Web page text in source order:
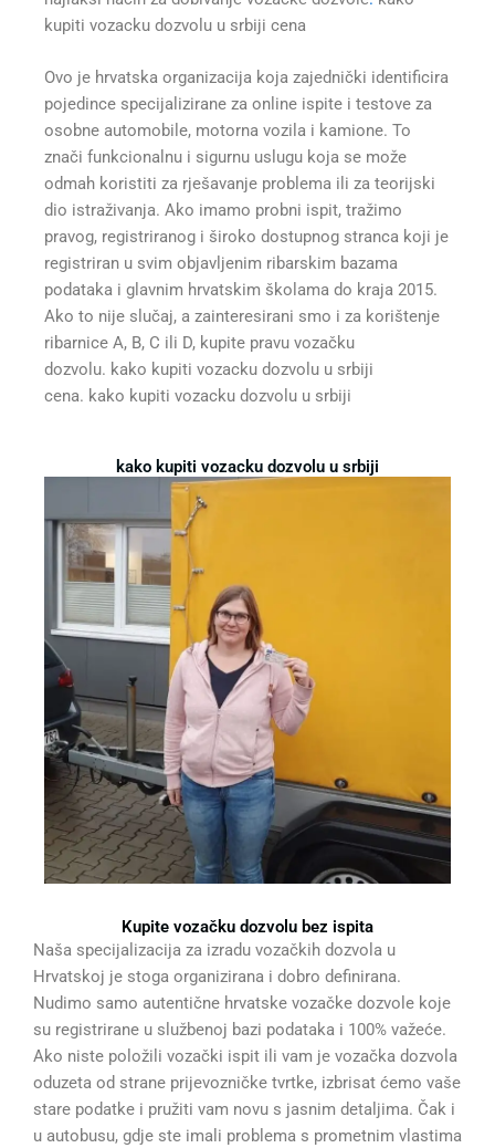
kupiti vozacku dozvolu u srbiji cena
Ovo je hrvatska organizacija koja zajednički identificira
pojedince specijalizirane za online ispite i testove za
osobne automobile, motorna vozila i kamione. To
znači funkcionalnu i sigurnu uslugu koja se može
odmah koristiti za rješavanje problema ili za teorijski
dio istraživanja. Ako imamo probni ispit, tražimo
pravog, registriranog i široko dostupnog stranca koji je
registriran u svim objavljenim ribarskim bazama
podataka i glavnim hrvatskim školama do kraja 2015.
Ako to nije slučaj, a zainteresirani smo i za korištenje
ribarnice A, B, C ili D, kupite pravu vozačku
dozvolu. kako kupiti vozacku dozvolu u srbiji
cena. kako kupiti vozacku dozvolu u srbiji
kako kupiti vozacku dozvolu u srbiji
Kupite vozačku dozvolu bez ispita
Naša specijalizacija za izradu vozačkih dozvola u
Hrvatskoj je stoga organizirana i dobro definirana.
Nudimo samo autentične hrvatske vozačke dozvole koje
su registrirane u službenoj bazi podataka i 100% važeće.
Ako niste položili vozački ispit ili vam je vozačka dozvola
oduzeta od strane prijevozničke tvrtke, izbrisat ćemo vaše
stare podatke i pružiti vam novu s jasnim detaljima. Čak i
u autobusu, gdje ste imali problema s prometnim vlastima